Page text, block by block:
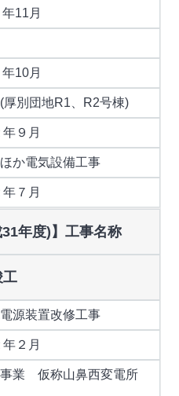
11月
10月
別団地R1、R2号棟)
９月
か電気設備工事
７月
31年度)】工事名称
工
源装置改修工事
２月
業 仮称山鼻西変電所